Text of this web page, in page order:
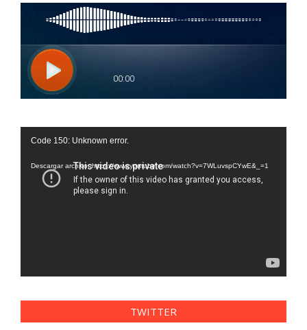
Reproductor
vídeo
Code 150: Unknown error.
Descargar archivo: https://www.youtube.com/watch?v=7WLuvspCYwE&_=1
TWITTER